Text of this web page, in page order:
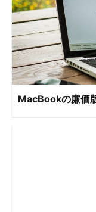
MacBookの廉価